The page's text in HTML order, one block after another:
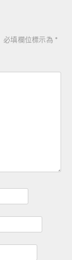
必填欄位標示為 *